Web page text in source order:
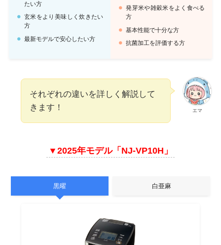
たい方
玄米をより美味しく炊きたい
方
最新モデルで安心したい方
発芽米や雑穀米をよく食べる
方
基本性能で十分な方
抗菌加工を評価する方
エマ
それぞれの違いを詳しく解説して
きます！
▼2025年モデル「NJ-VP10H」
黒曜 白亜麻